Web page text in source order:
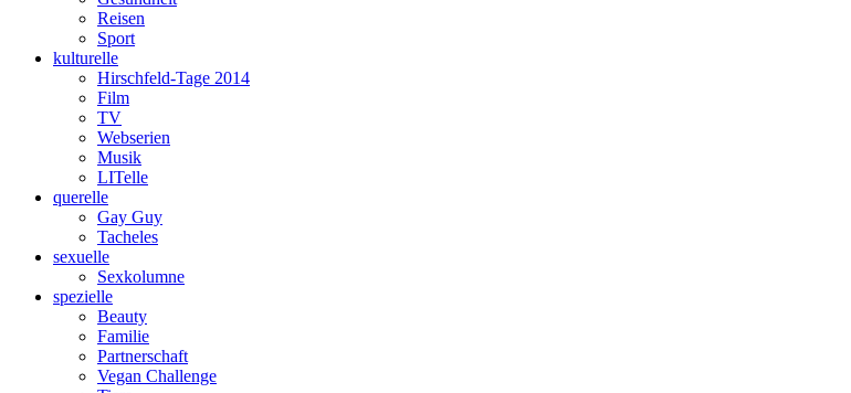
Reisen
Sport
kulturelle
Hirschfeld-Tage 2014
Film
TV
Webserien
Musik
LITelle
querelle
Gay Guy
Tacheles
sexuelle
Sexkolumne
spezielle
Beauty
Familie
Partnerschaft
Vegan Challenge